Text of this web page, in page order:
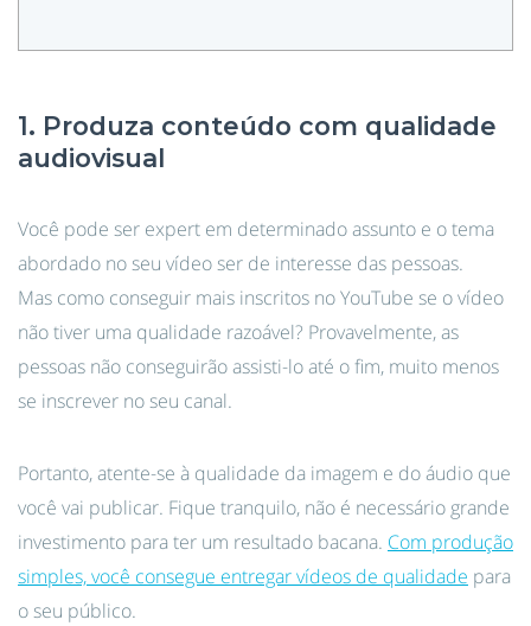
1. Produza conteúdo com qualidade
audiovisual
Você pode ser expert em determinado assunto e o tema
abordado no seu vídeo ser de interesse das pessoas.
Mas como conseguir mais inscritos no YouTube se o vídeo
não tiver uma qualidade razoável? Provavelmente, as
pessoas não conseguirão assisti-lo até o fim, muito menos
se inscrever no seu canal.
Portanto, atente-se à qualidade da imagem e do áudio que
você vai publicar. Fique tranquilo, não é necessário grande
investimento para ter um resultado bacana. Com produção
simples, você consegue entregar vídeos de qualidade para
o seu público.